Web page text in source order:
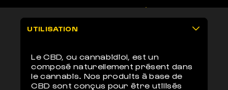
Non addictif
anonyme 2-3j
UTILISATION
Le CBD, ou cannabidiol, est un
composé naturellement présent dans
le cannabis. Nos produits à base de
CBD sont conçus pour être utilisés